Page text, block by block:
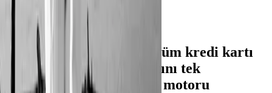
Amazon
Kampania, Türkiye’nin tüm kredi kartı
ve alışveriş kampanyalarını tek
platformda sunan arama motoru